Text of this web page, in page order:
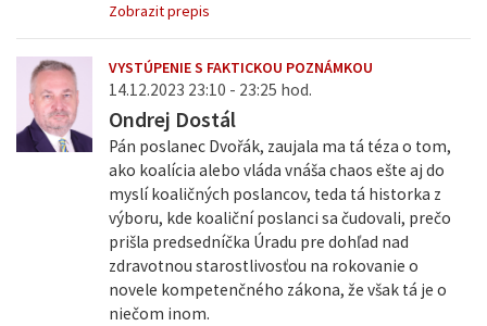
Zobrazit prepis
VYSTÚPENIE S FAKTICKOU POZNÁMKOU
14.12.2023 23:10 - 23:25 hod.
Ondrej Dostál
Pán poslanec Dvořák, zaujala ma tá téza o tom,
ako koalícia alebo vláda vnáša chaos ešte aj do
myslí koaličných poslancov, teda tá historka z
výboru, kde koaliční poslanci sa čudovali, prečo
prišla predsedníčka Úradu pre dohľad nad
zdravotnou starostlivosťou na rokovanie o
novele kompetenčného zákona, že však tá je o
niečom inom.